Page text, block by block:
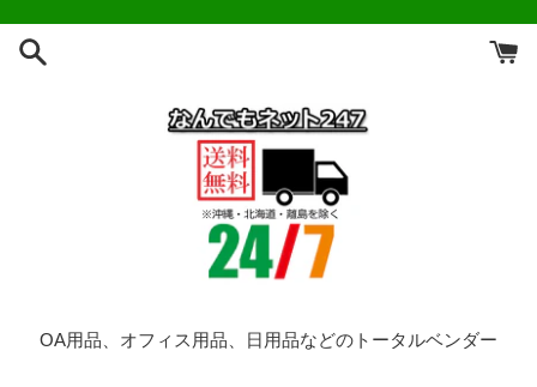
OA用品、オフィス用品、日用品などのトータルベンダー